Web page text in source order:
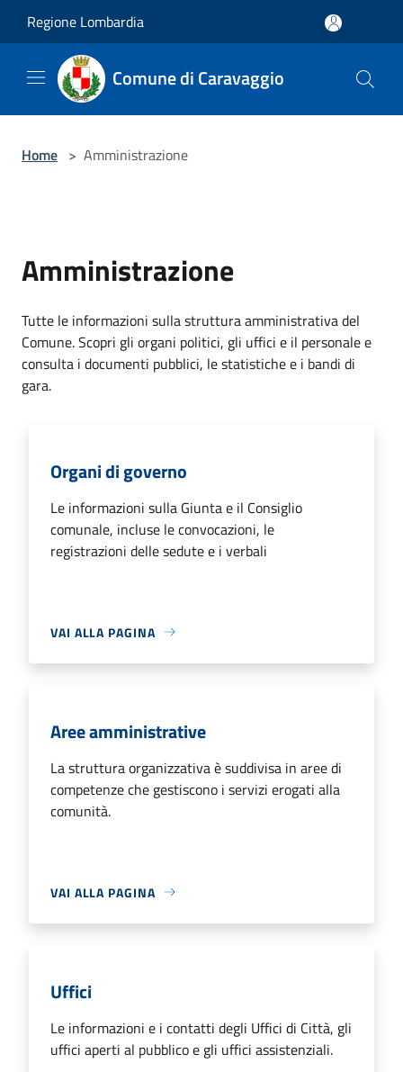
Regione Lombardia
Comune di Caravaggio
Home > Amministrazione
Amministrazione
Tutte le informazioni sulla struttura amministrativa del
Comune. Scopri gli organi politici, gli uffici e il personale e
consulta i documenti pubblici, le statistiche e i bandi di
gara.
Organi di governo
Le informazioni sulla Giunta e il Consiglio
comunale, incluse le convocazioni, le
registrazioni delle sedute e i verbali
VAI ALLA PAGINA
Aree amministrative
La struttura organizzativa è suddivisa in aree di
competenze che gestiscono i servizi erogati alla
comunità.
VAI ALLA PAGINA
Uffici
Le informazioni e i contatti degli Uffici di Città, gli
uffici aperti al pubblico e gli uffici assistenziali.